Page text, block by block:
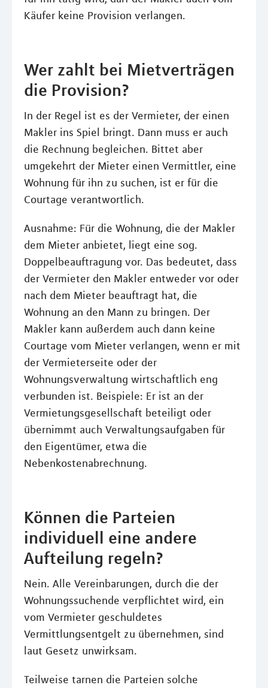
Käufer keine Provision verlangen.
Wer zahlt bei Mietverträgen
die Provision?
In der Regel ist es der Vermieter, der einen
Makler ins Spiel bringt. Dann muss er auch
die Rechnung begleichen. Bittet aber
umgekehrt der Mieter einen Vermittler, eine
Wohnung für ihn zu suchen, ist er für die
Courtage verantwortlich.
Ausnahme: Für die Wohnung, die der Makler
dem Mieter anbietet, liegt eine sog.
Doppelbeauftragung vor. Das bedeutet, dass
der Vermieter den Makler entweder vor oder
nach dem Mieter beauftragt hat, die
Wohnung an den Mann zu bringen. Der
Makler kann außerdem auch dann keine
Courtage vom Mieter verlangen, wenn er mit
der Vermieterseite oder der
Wohnungsverwaltung wirtschaftlich eng
verbunden ist. Beispiele: Er ist an der
Vermietungsgesellschaft beteiligt oder
übernimmt auch Verwaltungsaufgaben für
den Eigentümer, etwa die
Nebenkostenabrechnung.
Können die Parteien
individuell eine andere
Aufteilung regeln?
Nein. Alle Vereinbarungen, durch die der
Wohnungssuchende verpflichtet wird, ein
vom Vermieter geschuldetes
Vermittlungsentgelt zu übernehmen, sind
laut Gesetz unwirksam.
Teilweise tarnen die Parteien solche